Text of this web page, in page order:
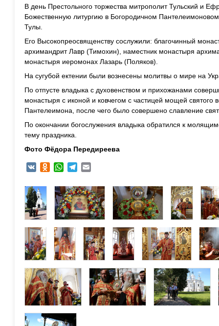
В день Престольного торжества митрополит Тульский и
Божественную литургию в Богородичном
Тулы.
Его Высокопреосвященству сослужили: благочинный
архимандрит Лавр (Тимохин), наместник монастыря
монастыря иеромонах Лазарь (Поляков).
На сугубой ектении были вознесены молитвы о мире на
По отпусте владыка с духовенством и прихожанами
монастыря с иконой и ковчегом с частицей мощей святого
Пантелеимона, после чего было совершено славление
По окончании богослужения владыка обратился к
тему праздника.
Фото Фёдора Передиреева
VK Odnoklassniki
WhatsAppTelegram